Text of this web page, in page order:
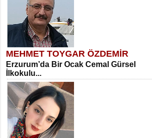
MEHMET TOYGAR ÖZDEMİR
Erzurum’da Bir Ocak Cemal Gürsel
İlkokulu...